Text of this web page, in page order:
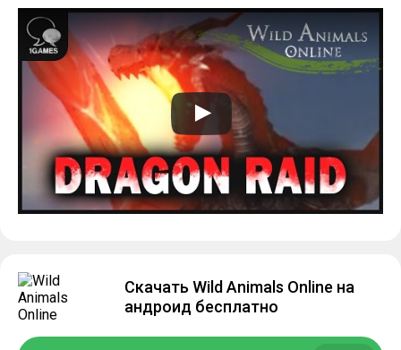
Скачать Wild Animals Online на
андроид бесплатно